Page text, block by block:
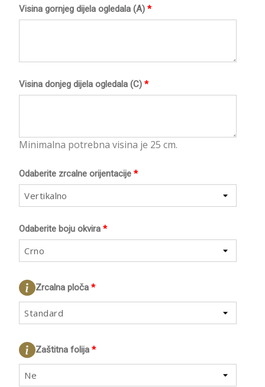
*
Visina gornjeg dijela ogledala (A)
*
Visina donjeg dijela ogledala (C)
Minimalna potrebna visina je 25 cm.
*
Odaberite zrcalne orijentacije
Vertikalno
*
Odaberite boju okvira
Crno
*
Zrcalna ploča
Standard
*
Zaštitna folija
Ne